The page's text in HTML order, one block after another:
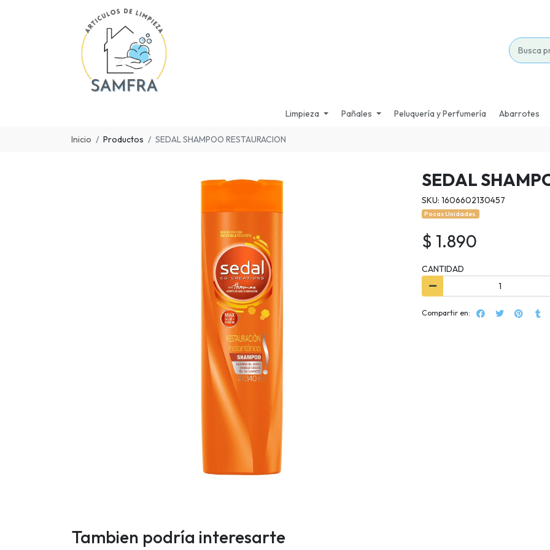
Limpieza Pañales Peluquería y Perfumería Abarrotes
Inicio Productos SEDAL SHAMPOO RESTAURACION
SEDAL
SKU: 1606602130457
Pocas Unidades.
$ 1.890
CANTIDAD
Compartir en:
Tambien podría interesarte